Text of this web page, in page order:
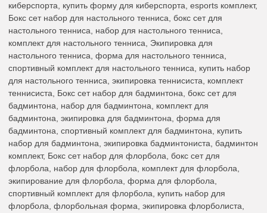
киберспорта, купить форму для киберспорта, esports комплект,
Бокс сет набор для настольного тенниса, бокс сет для
настольного тенниса, набор для настольного тенниса,
комплект для настольного тенниса, Экипировка для
настольного тенниса, форма для настольного тенниса,
спортивный комплект для настольного тенниса, купить набор
для настольного тенниса, экипировка теннисиста, комплект
теннисиста, Бокс сет набор для бадминтона, бокс сет для
бадминтона, набор для бадминтона, комплект для
бадминтона, экипировка для бадминтона, форма для
бадминтона, спортивный комплект для бадминтона, купить
набор для бадминтона, экипировка бадминтониста, бадминтон
комплект, Бокс сет набор для флорбола, бокс сет для
флорбола, набор для флорбола, комплект для флорбола,
экипирование для флорбола, форма для флорбола,
спортивный комплект для флорбола, купить набор для
флорбола, флорбольная форма, экипировка флорболиста,